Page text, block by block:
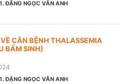
ĐẶNG NGỌC VÂN ANH
CĂN BỆNH THALASSEMIA
BẨM SINH)
ĐẶNG NGỌC VÂN ANH